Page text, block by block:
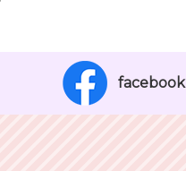
facebook